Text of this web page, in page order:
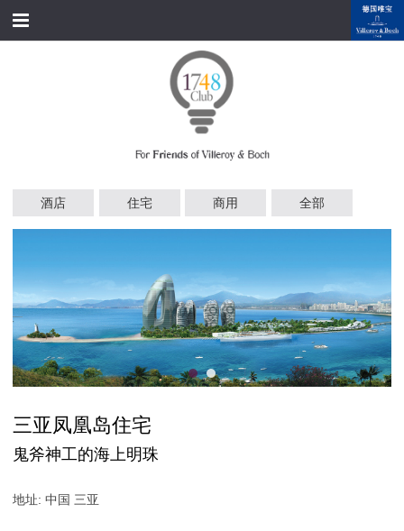
首页
经典产品
会员俱乐部
会员注册/登录
附近展厅
酒店 住宅 商用 全部
三亚凤凰岛住宅
鬼斧神工的海上明珠
地址: 中国 三亚